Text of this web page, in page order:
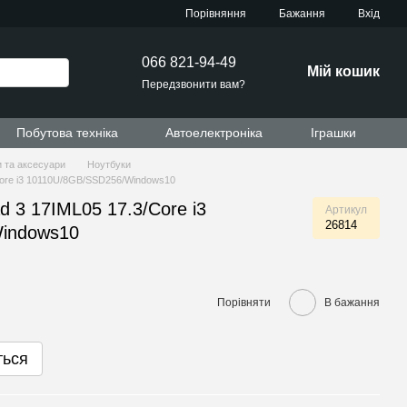
Порівняння Бажання Вхід
066 821-94-49
Передзвонити вам?
Мій кошик
Побутова техніка Автоелектроніка Іграшки
та аксесуари
Ноутбуки
i3 10110U/8GB/SSD256/Windows10
3 17IML05 17.3/Core i3
Артикул
26814
Порівняти В бажання